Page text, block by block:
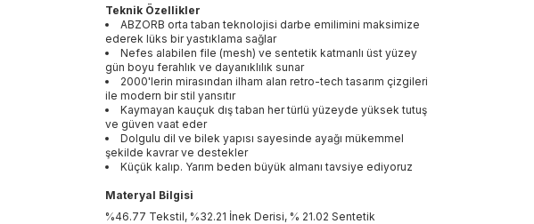
Teknik Özellikler
ABZORB orta taban teknolojisi darbe emilimini maksimize
ederek lüks bir yastıklama sağlar
Nefes alabilen file (mesh) ve sentetik katmanlı üst yüzey
gün boyu ferahlık ve dayanıklılık sunar
2000'lerin mirasından ilham alan retro-tech tasarım çizgileri
ile modern bir stil yansıtır
Kaymayan kauçuk dış taban her türlü yüzeyde yüksek tutuş
ve güven vaat eder
Dolgulu dil ve bilek yapısı sayesinde ayağı mükemmel
şekilde kavrar ve destekler
Küçük kalıp. Yarım beden büyük almanı tavsiye ediyoruz
Materyal Bilgisi
%46.77 Tekstil, %32.21 İnek Derisi, % 21.02 Sentetik